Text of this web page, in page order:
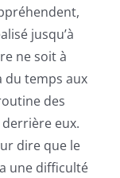
jusqu’à
ne soit à
du temps aux
des
eux.
dire que le
une difficulté